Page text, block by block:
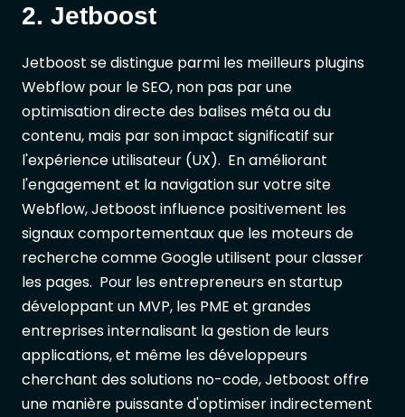
2. Jetboost
Jetboost se distingue parmi les meilleurs plugins
Webflow pour le SEO, non pas par une
optimisation directe des balises méta ou du
contenu, mais par son impact significatif sur
l'expérience utilisateur (UX). En améliorant
l'engagement et la navigation sur votre site
Webflow, Jetboost influence positivement les
signaux comportementaux que les moteurs de
recherche comme Google utilisent pour classer
les pages. Pour les entrepreneurs en startup
développant un MVP, les PME et grandes
entreprises internalisant la gestion de leurs
applications, et même les développeurs
cherchant des solutions no-code, Jetboost offre
une manière puissante d'optimiser indirectement